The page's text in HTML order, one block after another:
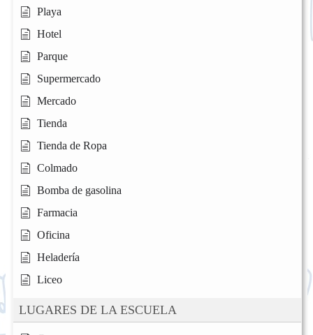
Playa
Hotel
Parque
Supermercado
Mercado
Tienda
Tienda de Ropa
Colmado
Bomba de gasolina
Farmacia
Oficina
Heladería
Liceo
LUGARES DE LA ESCUELA